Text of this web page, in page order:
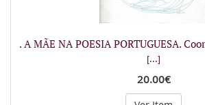
. A MÃE NA POESIA PORTUGUESA.
[...]
20.00€